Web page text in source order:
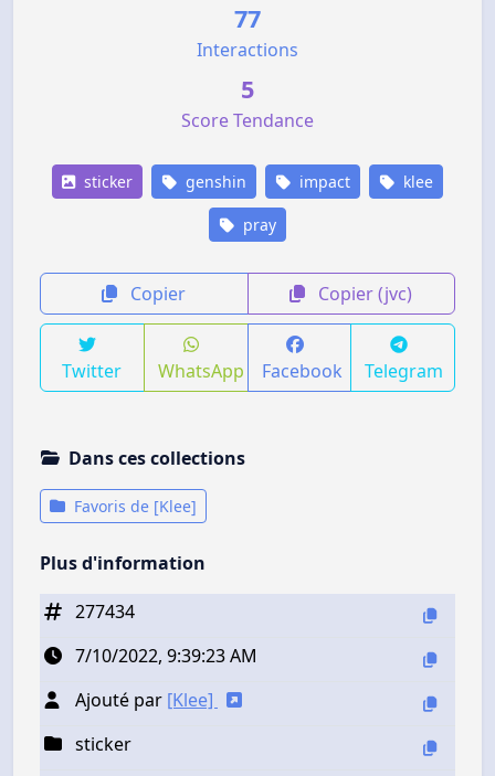
77
Interactions
5
Score Tendance
sticker genshin impact klee
pray
Copier Copier (jvc)
Twitter WhatsApp Facebook Telegram
Dans ces collections
Favoris de [Klee]
Plus d'information
277434
7/10/2022, 9:39:23 AM
Ajouté par [Klee]
sticker